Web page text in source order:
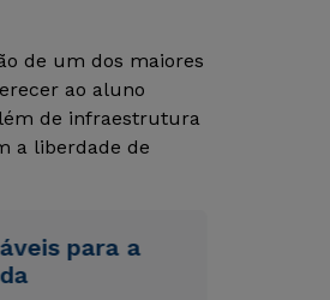
de um dos maiores
ao aluno
de infraestrutura
a liberdade de
para a